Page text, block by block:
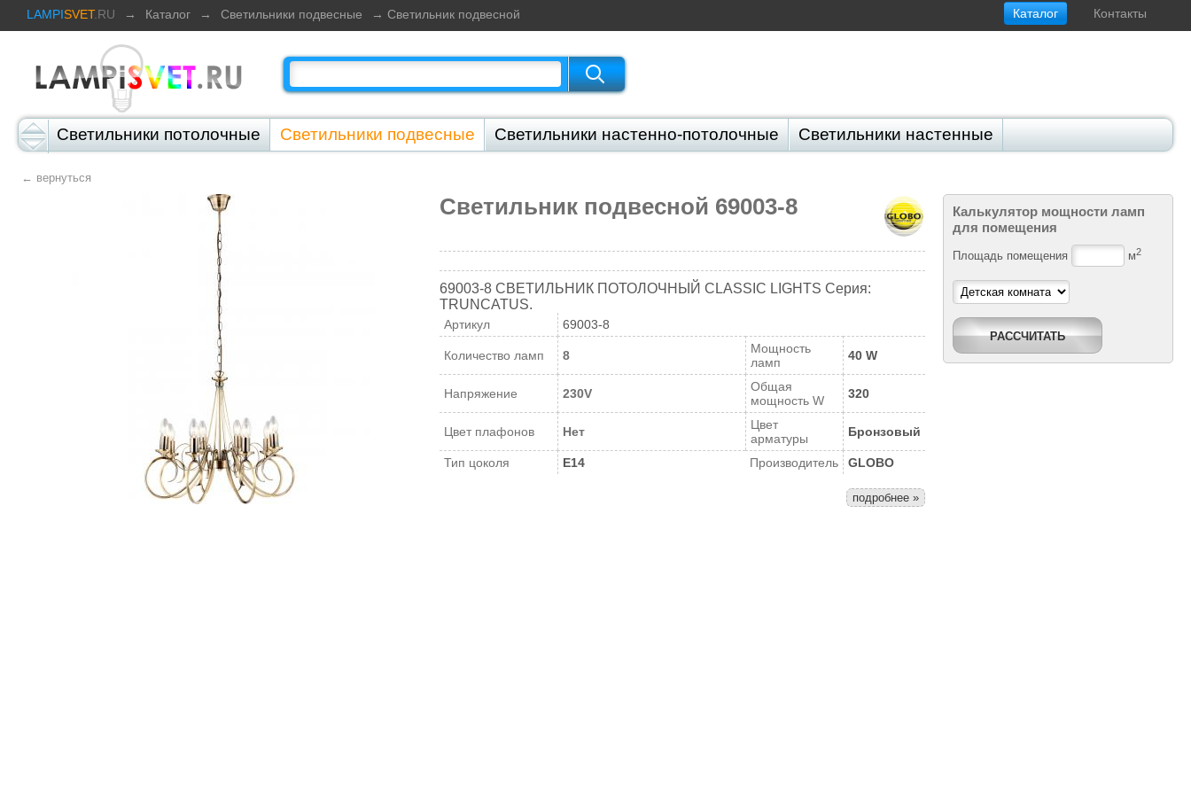
LAMPISVET.RU → Каталог → Светильники подвесные → Светильник подвесной Каталог Контакты
Светильники потолочные Светильники подвесные Светильники настенно-потолочные
Светильники настенные
← вернуться
Светильник подвесной 69003-8
69003-8 СВЕТИЛЬНИК ПОТОЛОЧНЫЙ CLASSIC LIGHTS Серия:
TRUNCATUS.
Артикул 69003-8
Количество ламп 8
Мощность
ламп
40 W
Напряжение 230V
Общая
мощность W
320
Цвет плафонов Нет
Цвет
арматуры
Бронзовый
Тип цоколя E14 Производитель GLOBO
подробнее »
Калькулятор мощности ламп
для помещения
Площадь помещения м2